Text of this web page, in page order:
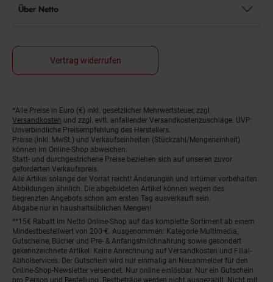
Über Netto
Vertrag widerrufen
Fußnoten
*Alle Preise in Euro (€) inkl. gesetzlicher Mehrwertsteuer, zzgl.
Versandkosten und zzgl. evtl. anfallender Versandkostenzuschläge. UVP:
Unverbindliche Preisempfehlung des Herstellers.
Preise (inkl. MwSt.) und Verkaufseinheiten (Stückzahl/Mengeneinheit)
können im Online-Shop abweichen.
Statt- und durchgestrichene Preise beziehen sich auf unseren zuvor
geforderten Verkaufspreis.
Alle Artikel solange der Vorrat reicht! Änderungen und Irrtümer vorbehalten.
Abbildungen ähnlich. Die abgebildeten Artikel können wegen des
begrenzten Angebots schon am ersten Tag ausverkauft sein.
Abgabe nur in haushaltsüblichen Mengen!
**15€ Rabatt im Netto Online-Shop auf das komplette Sortiment ab einem
Mindestbestellwert von 200 €. Ausgenommen: Kategorie Multimedia,
Gutscheine, Bücher und Pre- & Anfangsmilchnahrung sowie gesondert
gekennzeichnete Artikel. Keine Anrechnung auf Versandkosten und Filial-
Abholservices. Der Gutschein wird nur einmalig an Neuanmelder für den
Online-Shop-Newsletter versendet. Nur online einlösbar. Nur ein Gutschein
pro Person und Bestellung. Restbeträge werden nicht ausgezahlt. Nicht mit